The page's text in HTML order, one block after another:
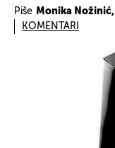
Piše Monika Nožinić,
KOMENTARI